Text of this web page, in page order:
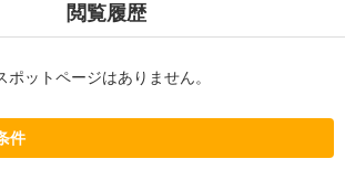
閲覧履歴
ットページはありません。
件